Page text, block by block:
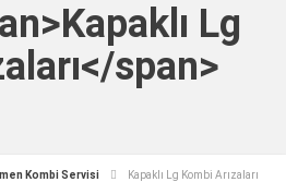
Lg
span>
Kombi Servisi Kapaklı Lg Kombi Arızaları